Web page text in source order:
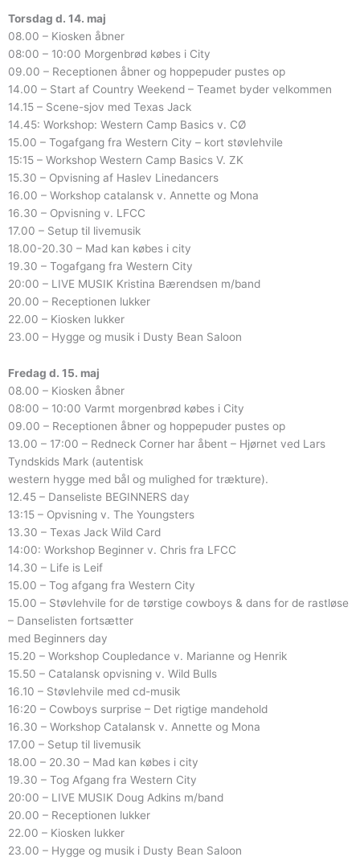
Torsdag d. 14. maj
08.00 – Kiosken åbner
08:00 – 10:00 Morgenbrød købes i City
09.00 – Receptionen åbner og hoppepuder pustes op
14.00 – Start af Country Weekend – Teamet byder velkommen
14.15 – Scene-sjov med Texas Jack
14.45: Workshop: Western Camp Basics v. CØ
15.00 – Togafgang fra Western City – kort støvlehvile
15:15 – Workshop Western Camp Basics V. ZK
15.30 – Opvisning af Haslev Linedancers
16.00 – Workshop catalansk v. Annette og Mona
16.30 – Opvisning v. LFCC
17.00 – Setup til livemusik
18.00-20.30 – Mad kan købes i city
19.30 – Togafgang fra Western City
20:00 – LIVE MUSIK Kristina Bærendsen m/band
20.00 – Receptionen lukker
22.00 – Kiosken lukker
23.00 – Hygge og musik i Dusty Bean Saloon
Fredag d. 15. maj
08.00 – Kiosken åbner
08:00 – 10:00 Varmt morgenbrød købes i City
09.00 – Receptionen åbner og hoppepuder pustes op
13.00 – 17:00 – Redneck Corner har åbent – Hjørnet ved Lars
Tyndskids Mark (autentisk
western hygge med bål og mulighed for trækture).
12.45 – Danseliste BEGINNERS day
13:15 – Opvisning v. The Youngsters
13.30 – Texas Jack Wild Card
14:00: Workshop Beginner v. Chris fra LFCC
14.30 – Life is Leif
15.00 – Tog afgang fra Western City
15.00 – Støvlehvile for de tørstige cowboys & dans for de rastløse
– Danselisten fortsætter
med Beginners day
15.20 – Workshop Coupledance v. Marianne og Henrik
15.50 – Catalansk opvisning v. Wild Bulls
16.10 – Støvlehvile med cd-musik
16:20 – Cowboys surprise – Det rigtige mandehold
16.30 – Workshop Catalansk v. Annette og Mona
17.00 – Setup til livemusik
18.00 – 20.30 – Mad kan købes i city
19.30 – Tog Afgang fra Western City
20:00 – LIVE MUSIK Doug Adkins m/band
20.00 – Receptionen lukker
22.00 – Kiosken lukker
23.00 – Hygge og musik i Dusty Bean Saloon